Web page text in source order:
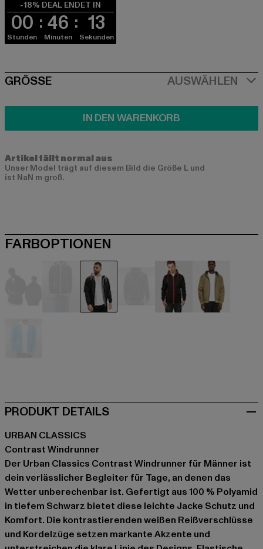
-18% DEAL ENDET IN
00
Stunden
46
Minuten
12
Sekunden
SIZE
GRÖSSE AUSWÄHLEN
IN DEN WARENKORB
Artikel fällt normal aus
Unser Model trägt auf diesem Bild die Größe L und
ist NaN m groß.
FARBOPTIONEN
PRODUKT DETAILS
URBAN CLASSICS
Contrast Windrunner
Der Urban Classics Contrast Windrunner für Männer ist
dein verlässlicher Begleiter für Tage, an denen das
Wetter unberechenbar ist. Gefertigt aus 100 % Polyamid
in tiefem Schwarz bietet diese leichte Jacke Schutz und
Komfort. Die kontrastierenden weißen Reißverschlüsse
und Kordelzüge setzen markante Akzente und